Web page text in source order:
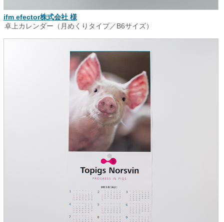
ifm efector株式会社 様
卓上カレンダー（月めくりタイプ／B6サイズ）